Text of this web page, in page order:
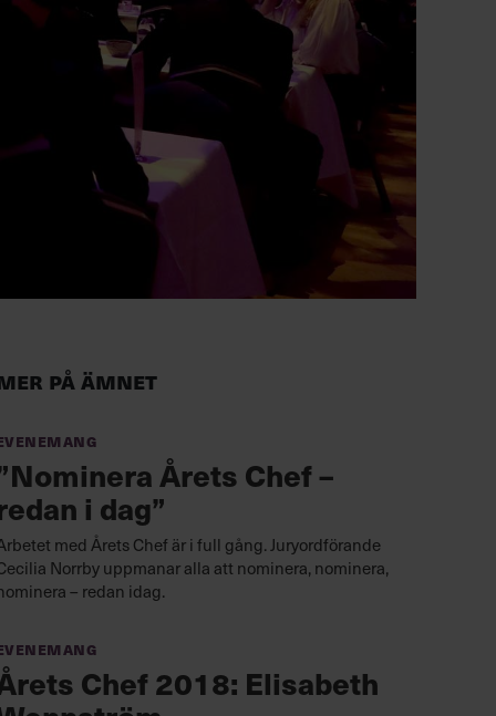
på ämnet
Årets Chef –
i dag”
med Årets Chef är i full gång. Juryordförande
Norrby uppmanar alla att nominera, nominera,
– redan idag.
Chef 2018: Elisabeth